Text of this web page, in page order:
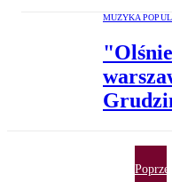
MUZYKA